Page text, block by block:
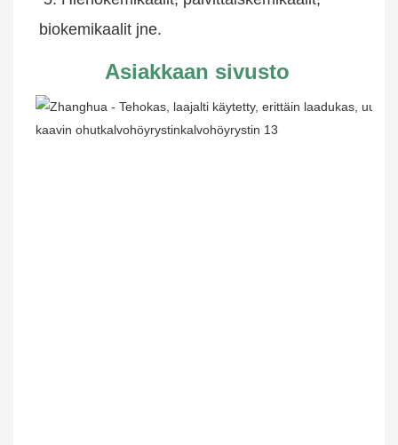
biokemikaalit jne.
Asiakkaan sivusto